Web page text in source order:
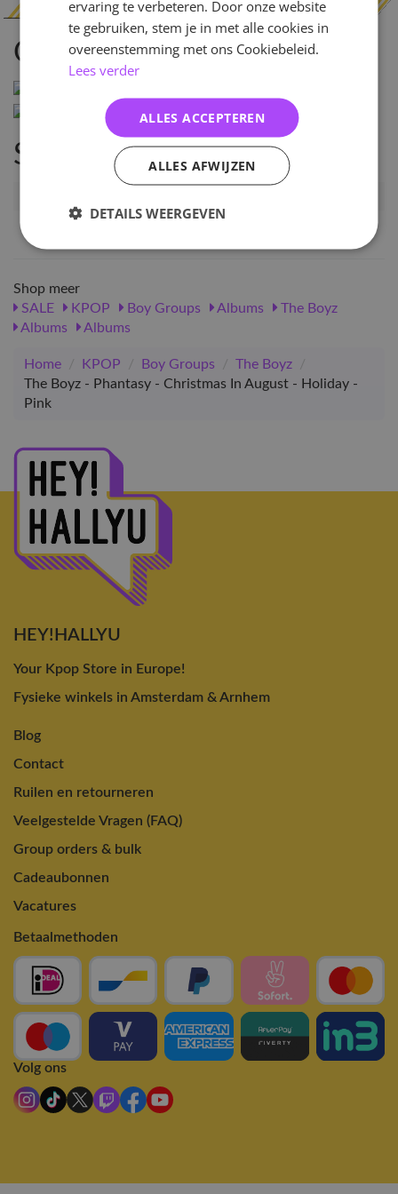
Omschrijving
Specificaties
EAN nummer
Shop meer
SALE
KPOP Boy Groups Albums
The Boyz
Albums
Albums
Home / KPOP / Boy Groups / The Boyz
/
The Boyz - Phantasy - Christmas In August - Holiday -
Pink
HEY!HALLYU
Your Kpop Store in Europe!
Fysieke winkels in Amsterdam & Arnhem
Blog
Contact
Ruilen en retourneren
Veelgestelde Vragen (FAQ)
Group orders & bulk
Cadeaubonnen
Vacatures
Betaalmethoden
Volg ons
ervaring te verbeteren. Door onze website
te gebruiken, stem je in met alle cookies in
overeenstemming met ons Cookiebeleid.
Lees verder
ALLES ACCEPTEREN
ALLES AFWIJZEN
DETAILS WEERGEVEN